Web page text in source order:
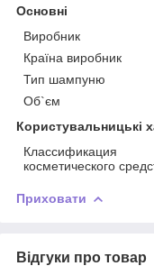
Основні
Виробник
Країна виробник
Тип шампуню
Об`єм
Користувальницькі
Классификация
косметического
Приховати
Відгуки про товар